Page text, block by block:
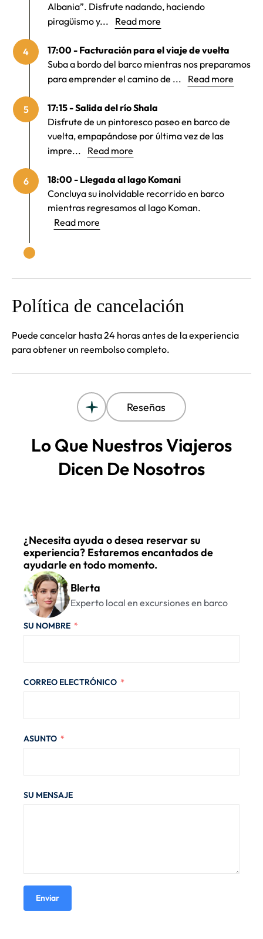
Albania”. Disfrute nadando, haciendo
piragüismo y...
Read more
4
17:00 - Facturación para el viaje de vuelta
Suba a bordo del barco mientras nos preparamos
para emprender el camino de ...
Read more
5
17:15 - Salida del río Shala
Disfrute de un pintoresco paseo en barco de
vuelta, empapándose por última vez de las
impre...
Read more
6
18:00 - Llegada al lago Komani
Concluya su inolvidable recorrido en barco
mientras regresamos al lago Koman.
Read more
Política de cancelación
Puede cancelar hasta 24 horas antes de la experiencia
para obtener un reembolso completo.
Reseñas
Lo Que Nuestros Viajeros
Dicen De Nosotros
¿Necesita ayuda o desea reservar su
experiencia? Estaremos encantados de
ayudarle en todo momento.
Blerta
Experto local en excursiones en barco
SU NOMBRE
CORREO ELECTRÓNICO
ASUNTO
SU MENSAJE
Enviar